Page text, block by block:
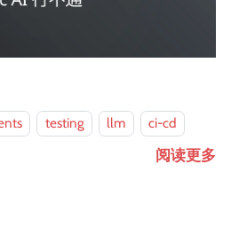
testing llm ci-cd
阅读更多